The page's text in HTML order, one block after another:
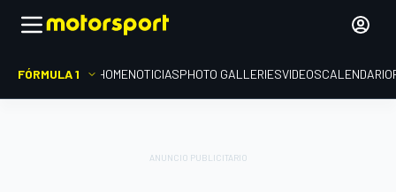
FÓRMULA 1 HOMENOTICIASPHOTO GALLERIESVIDEOSCALENDARIO